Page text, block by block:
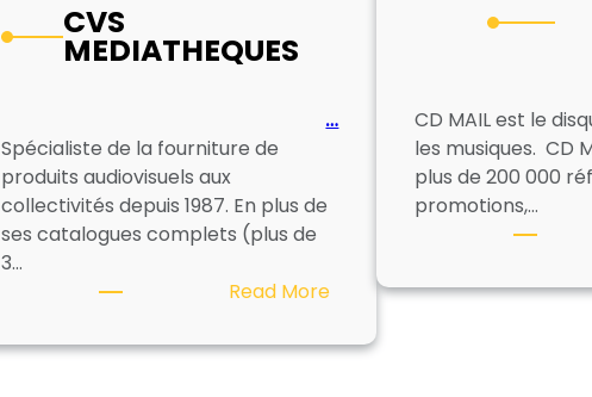
CVS
MEDIATHEQUES
…
Spécialiste de la fourniture de
produits audiovisuels aux
collectivités depuis 1987. En plus de
ses catalogues complets (plus de
3…
Read More:
MEDIATHEQUES
CD MAIL est le
les musiques. CD
plus de 200 000
promotions,…